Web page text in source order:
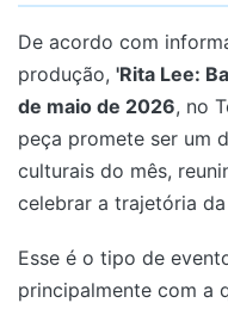
De acordo com
produção, 'Rita Lee:
de maio de 2026, no
peça promete ser um
culturais do mês,
celebrar a trajetória
Esse é o tipo de
principalmente com a